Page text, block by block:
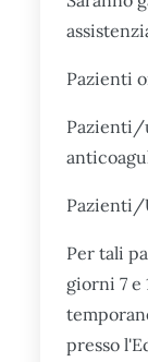
Pazienti
Pazienti/
Pazienti/
Per tali
giorni 7 e
presso